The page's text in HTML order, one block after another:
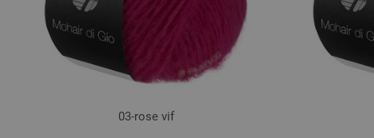
03-rose vif